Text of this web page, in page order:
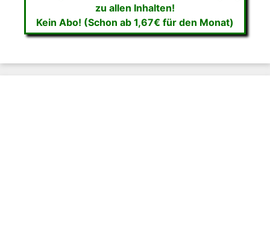
zu allen Inhalten!
Kein Abo! (Schon ab 1,67€ für den Monat)